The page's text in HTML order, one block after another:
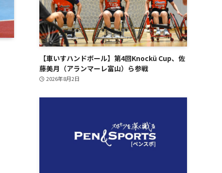
【車いすハンドボール】第4回Knockü Cup、佐
藤美月（アランマーレ富山）ら参戦
2026年8月2日